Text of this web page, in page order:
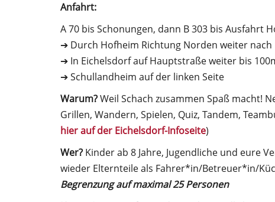
Anfahrt:
A 70 bis Schonungen, dann B 303 bis Ausfahrt
➔ Durch Hofheim Richtung Norden weiter nach
➔ In Eichelsdorf auf Hauptstraße weiter bis
➔ Schullandheim auf der linken Seite
Warum?Weil Schach zusammen Spaß macht!
Grillen, Wandern, Spielen, Quiz, Tandem,
hier auf der Eichelsdorf-Infoseite)
Wer? Kinder ab 8 Jahre, Jugendliche und eure
wieder Elternteile als Fahrer*in/Betreuer*in/
Begrenzung auf maximal 25 Personen